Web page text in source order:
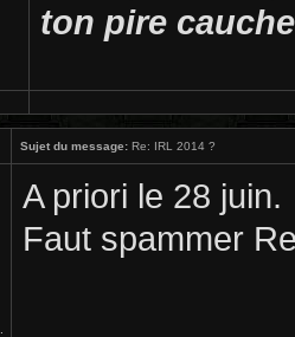
ton pire
Sujet du message: Re: IRL 2014 ?
A priori le 28 juin.
Faut spammer